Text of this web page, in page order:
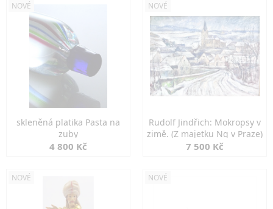
NOVÉ
skleněná platika Pasta na
zuby
4 800 Kč
NOVÉ
Rudolf Jindřich: Mokropsy v
zimě. (Z majetku Ng v Praze)
7 500 Kč
NOVÉ NOVÉ